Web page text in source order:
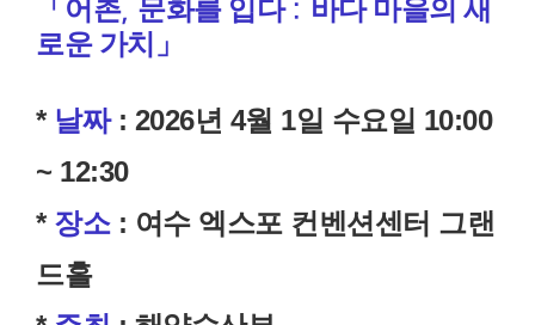
「 어촌, 문화를 입다 : 바다 마을의 새
로운 가치 」
* 날짜: 2026년 4월 1일 수요일 10:00
~ 12:30
* 장소: 여수 엑스포 컨벤션센터 그랜
드홀